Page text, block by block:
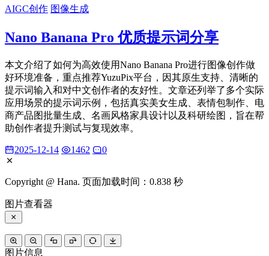
AIGC创作 图像生成
Nano Banana Pro 优质提示词分享
本文介绍了如何为高效使用Nano Banana Pro进行图像创作做
好环境准备，重点推荐YuzuPix平台，因其原生支持、清晰的
提示词输入和对中文创作者的友好性。文章还列举了多个实际
应用场景的提示词示例，包括真实美女生成、表情包制作、电
商产品图批量生成、名画风格家具设计以及科研绘图，旨在帮
助创作者提升测试与复现效率。
2025-12-14 1462 0
Copyright @ Hana. 页面加载时间：0.838 秒
图片查看器
图片信息